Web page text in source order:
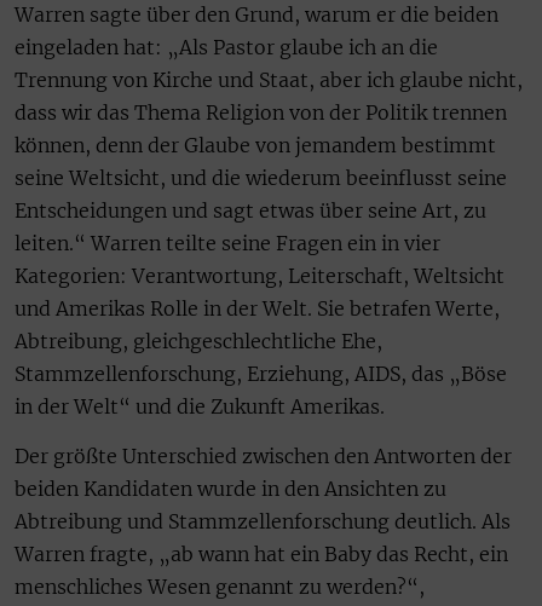
Warren sagte über den Grund, warum er die beiden
eingeladen hat: „Als Pastor glaube ich an die
Trennung von Kirche und Staat, aber ich glaube nicht,
dass wir das Thema Religion von der Politik trennen
können, denn der Glaube von jemandem bestimmt
seine Weltsicht, und die wiederum beeinflusst seine
Entscheidungen und sagt etwas über seine Art, zu
leiten.“ Warren teilte seine Fragen ein in vier
Kategorien: Verantwortung, Leiterschaft, Weltsicht
und Amerikas Rolle in der Welt. Sie betrafen Werte,
Abtreibung, gleichgeschlechtliche Ehe,
Stammzellenforschung, Erziehung, AIDS, das „Böse
in der Welt“ und die Zukunft Amerikas.
Der größte Unterschied zwischen den Antworten der
beiden Kandidaten wurde in den Ansichten zu
Abtreibung und Stammzellenforschung deutlich. Als
Warren fragte, „ab wann hat ein Baby das Recht, ein
menschliches Wesen genannt zu werden?“,